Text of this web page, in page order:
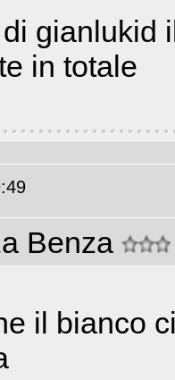
gianlukid
in totale
Benza
il bianco